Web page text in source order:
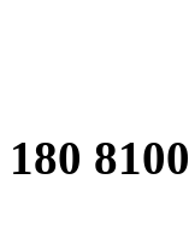
180